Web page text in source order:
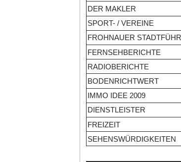
DER MAKLER
SPORT- / VEREINE
FROHNAUER
FERNSEHBERICHTE
RADIOBERICHTE
BODENRICHTWERT
IMMO IDEE 2009
DIENSTLEISTER
FREIZEIT
SEHENSWÜRDIGKEITEN